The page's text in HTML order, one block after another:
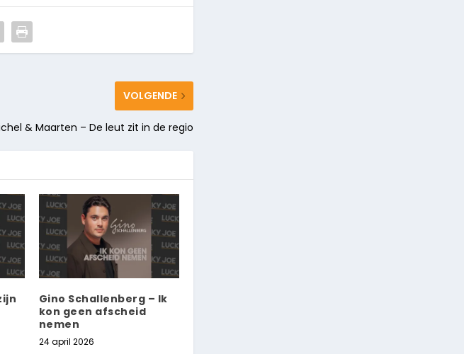
VOLGENDE
& Maarten – De leut zit in de regio
Gino Schallenberg – Ik
kon geen afscheid
nemen
24 april 2026